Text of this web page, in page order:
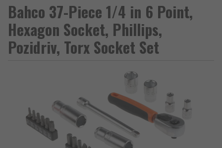
Bahco 37-Piece 1/4 in 6 Point,
Hexagon Socket, Phillips,
Pozidriv, Torx Socket Set